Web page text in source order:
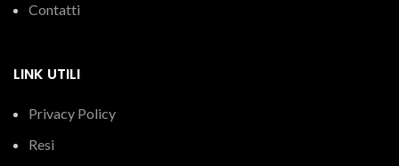
Contatti
LINK UTILI
Privacy Policy
Resi